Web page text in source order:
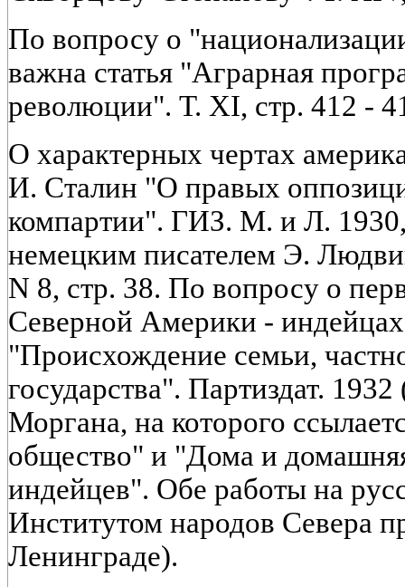
По вопросу о
важна статья "Аграрная
революции". Т. XI, стр. 412 -
О характерных чертах
И. Сталин "О правых
компартии". ГИЗ. М. и Л. 1930,
немецким писателем Э.
N 8, стр. 38. По вопросу о
Северной Америки -
"Происхождение семьи,
государства". Партиздат.
Моргана, на которого
общество" и "Дома и
индейцев". Обе работы на
Институтом народов Севера
Ленинграде).